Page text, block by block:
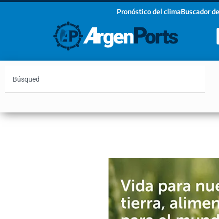
Pronóstico del climaBuscador
¡Sumate a nuestro Newsletter!
Email
Estoy de acuerdo con las condiciones y políticas